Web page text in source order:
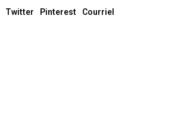
Twitter Pinterest Courriel